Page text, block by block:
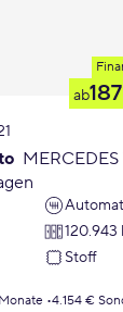
ab
120.943
Stoff
4.154 €